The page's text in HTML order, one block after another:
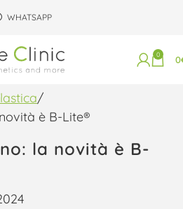
WHATSAPP
0 0
è B-Lite®
la novità è B-